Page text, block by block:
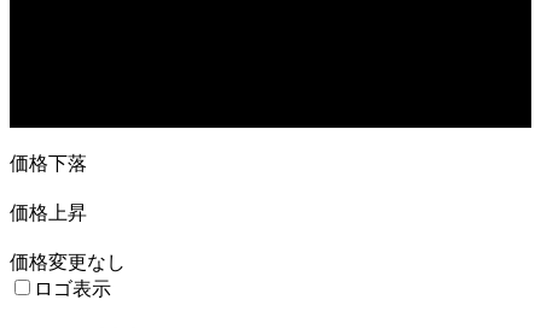
価格下落
価格上昇
価格変更なし
ロゴ表示